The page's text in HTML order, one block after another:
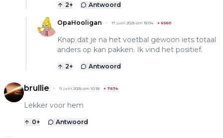
2+ Antwoord
OpaHooligan 17 juni 2025 om 15:04 + 6960
Knap dat je na het voetbal gewoon iets totaal
anders op kan pakken. Ik vind het positief.
2+ Antwoord
brullie 11 juni 2025 om 10:18 + 7674
Lekker voor hem
0+ Antwoord